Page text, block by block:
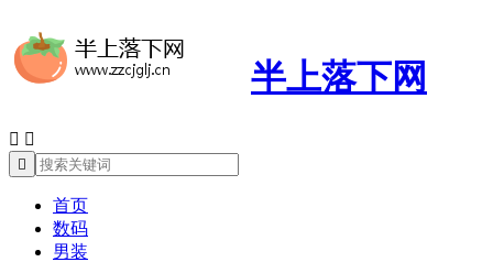
半上落下网
 

首页
数码
男装